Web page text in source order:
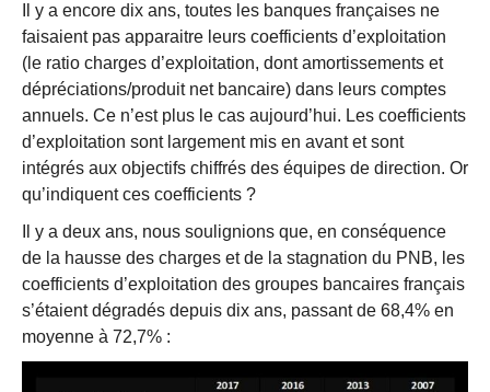
Il y a encore dix ans, toutes les banques françaises ne
faisaient pas apparaitre leurs coefficients d’exploitation
(le ratio charges d’exploitation, dont amortissements et
dépréciations/produit net bancaire) dans leurs comptes
annuels. Ce n’est plus le cas aujourd’hui. Les coefficients
d’exploitation sont largement mis en avant et sont
intégrés aux objectifs chiffrés des équipes de direction. Or
qu’indiquent ces coefficients ?
Il y a deux ans, nous soulignions que, en conséquence
de la hausse des charges et de la stagnation du PNB, les
coefficients d’exploitation des groupes bancaires français
s’étaient dégradés depuis dix ans, passant de 68,4% en
moyenne à 72,7% :